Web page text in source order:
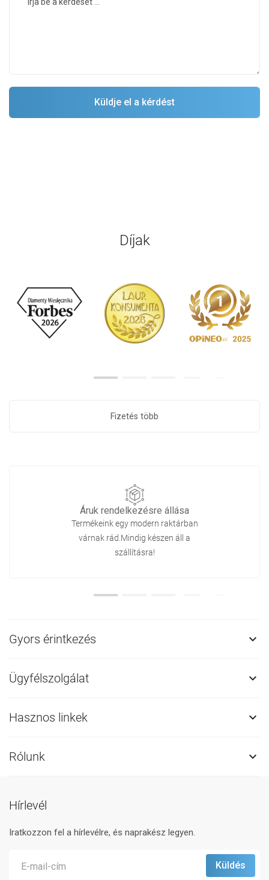
Díjak
Fizetés több
Áruk rendelkezésre állása
Termékeink egy modern raktárban
várnak rád.Mindig készen áll a
szállításra!
Gyors érintkezés 
Ügyfélszolgálat 
Hasznos linkek 
Rólunk 
Hírlevél
Iratkozzon fel a hírlevélre, és naprakész legyen.